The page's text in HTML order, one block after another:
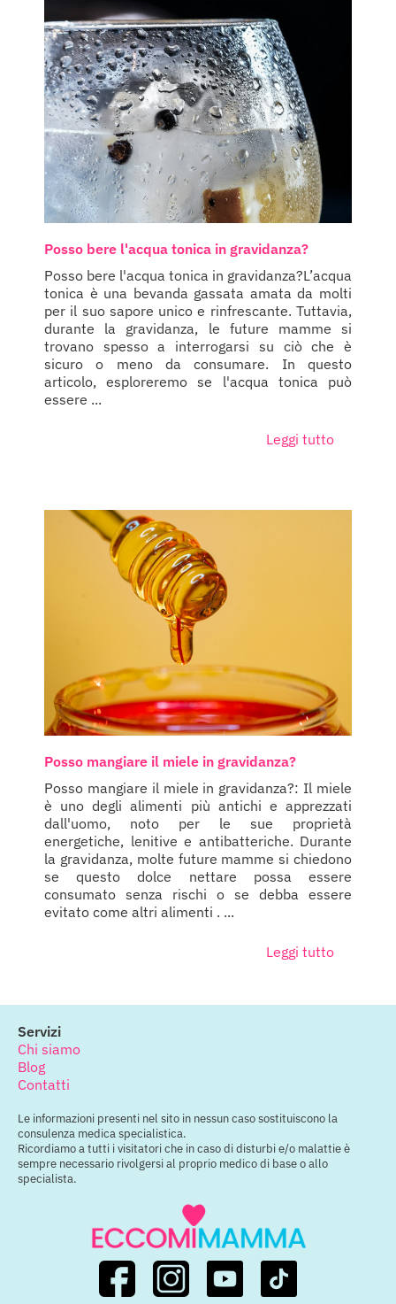
Posso bere l'acqua tonica in gravidanza?
Posso bere l'acqua tonica in gravidanza?L’acqua
tonica è una bevanda gassata amata da molti
per il suo sapore unico e rinfrescante. Tuttavia,
durante la gravidanza, le future mamme si
trovano spesso a interrogarsi su ciò che è
sicuro o meno da consumare. In questo
articolo, esploreremo se l'acqua tonica può
essere ...
Leggi tutto
Posso mangiare il miele in gravidanza?
Posso mangiare il miele in gravidanza?: Il miele
è uno degli alimenti più antichi e apprezzati
dall'uomo, noto per le sue proprietà
energetiche, lenitive e antibatteriche. Durante
la gravidanza, molte future mamme si chiedono
se questo dolce nettare possa essere
consumato senza rischi o se debba essere
evitato come altri alimenti . ...
Leggi tutto
Servizi
Chi siamo
Blog
Contatti
Le informazioni presenti nel sito in nessun caso sostituiscono la
consulenza medica specialistica.
Ricordiamo a tutti i visitatori che in caso di disturbi e/o malattie è
sempre necessario rivolgersi al proprio medico di base o allo
specialista.